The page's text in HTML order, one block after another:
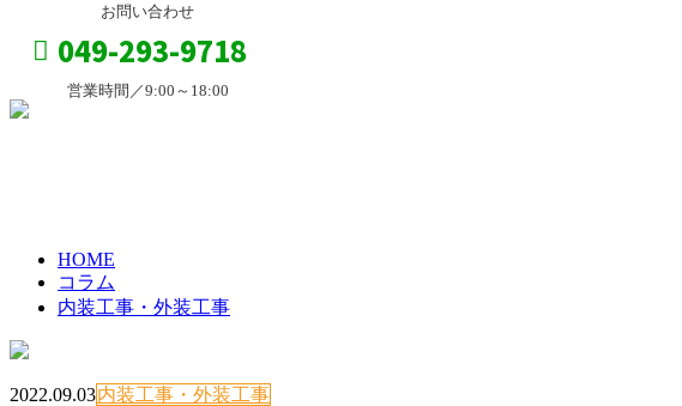
お問い合わせ
049-293-9718
営業時間／9:00～18:00
HOME
コラム
内装工事・外装工事
2022.09.03内装工事・外装工事